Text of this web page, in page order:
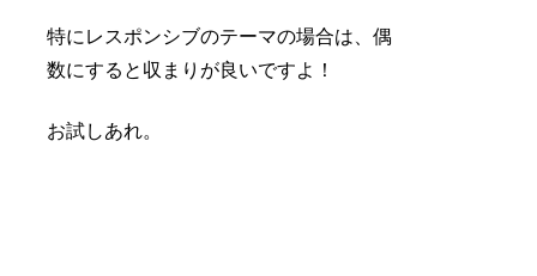
特にレスポンシブのテーマの場合は、偶
数にすると収まりが良いですよ！
お試しあれ。